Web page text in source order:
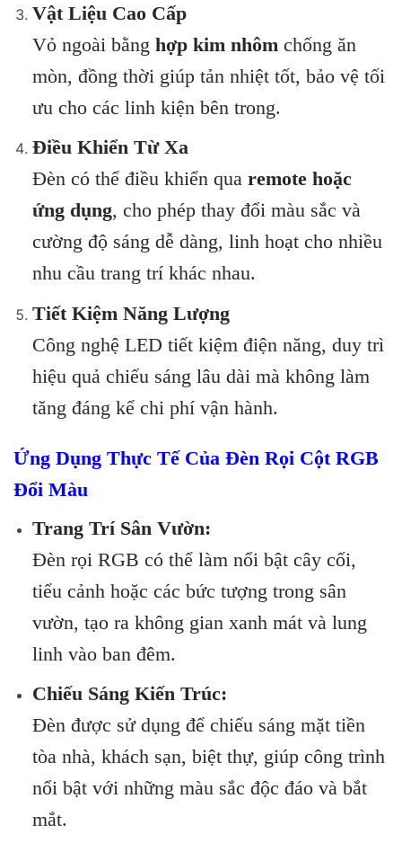
Vật Liệu Cao Cấp
Vỏ ngoài bằng hợp kim nhôm chống ăn
mòn, đồng thời giúp tản nhiệt tốt, bảo vệ tối
ưu cho các linh kiện bên trong.
Điều Khiển Từ Xa
Đèn có thể điều khiển qua remote hoặc
ứng dụng, cho phép thay đổi màu sắc và
cường độ sáng dễ dàng, linh hoạt cho nhiều
nhu cầu trang trí khác nhau.
Tiết Kiệm Năng Lượng
Công nghệ LED tiết kiệm điện năng, duy trì
hiệu quả chiếu sáng lâu dài mà không làm
tăng đáng kể chi phí vận hành.
Ứng Dụng Thực Tế Của Đèn Rọi Cột RGB
Đổi Màu
Trang Trí Sân Vườn:
Đèn rọi RGB có thể làm nổi bật cây cối,
tiểu cảnh hoặc các bức tượng trong sân
vườn, tạo ra không gian xanh mát và lung
linh vào ban đêm.
Chiếu Sáng Kiến Trúc:
Đèn được sử dụng để chiếu sáng mặt tiền
tòa nhà, khách sạn, biệt thự, giúp công trình
nổi bật với những màu sắc độc đáo và bắt
mắt.